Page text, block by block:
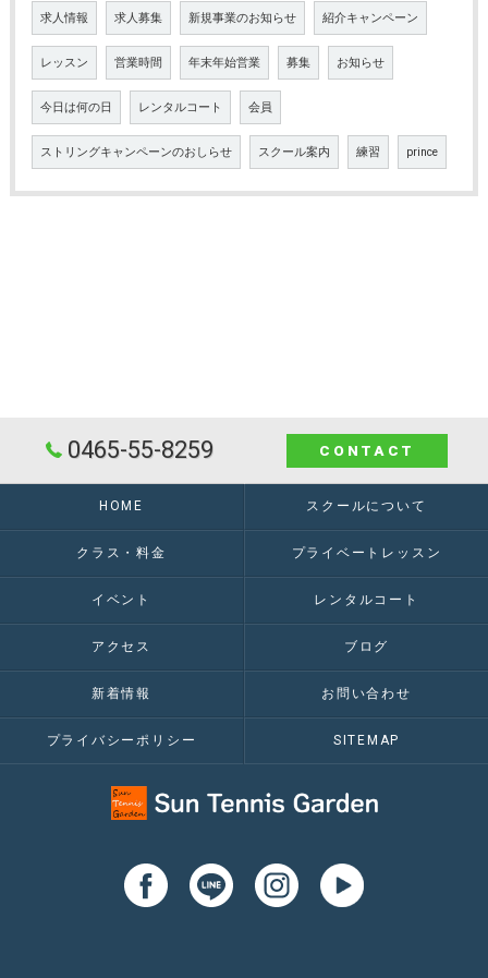
求人情報 求人募集 新規事業のお知らせ 紹介キャンペーン
レッスン 営業時間 年末年始営業 募集 お知らせ
今日は何の日 レンタルコート 会員
ストリングキャンペーンのおしらせ スクール案内 練習 prince
0465-55-8259 CONTACT
HOME スクールについて
クラス・料金 プライベートレッスン
イベント レンタルコート
アクセス ブログ
新着情報 お問い合わせ
プライバシーポリシー SITEMAP